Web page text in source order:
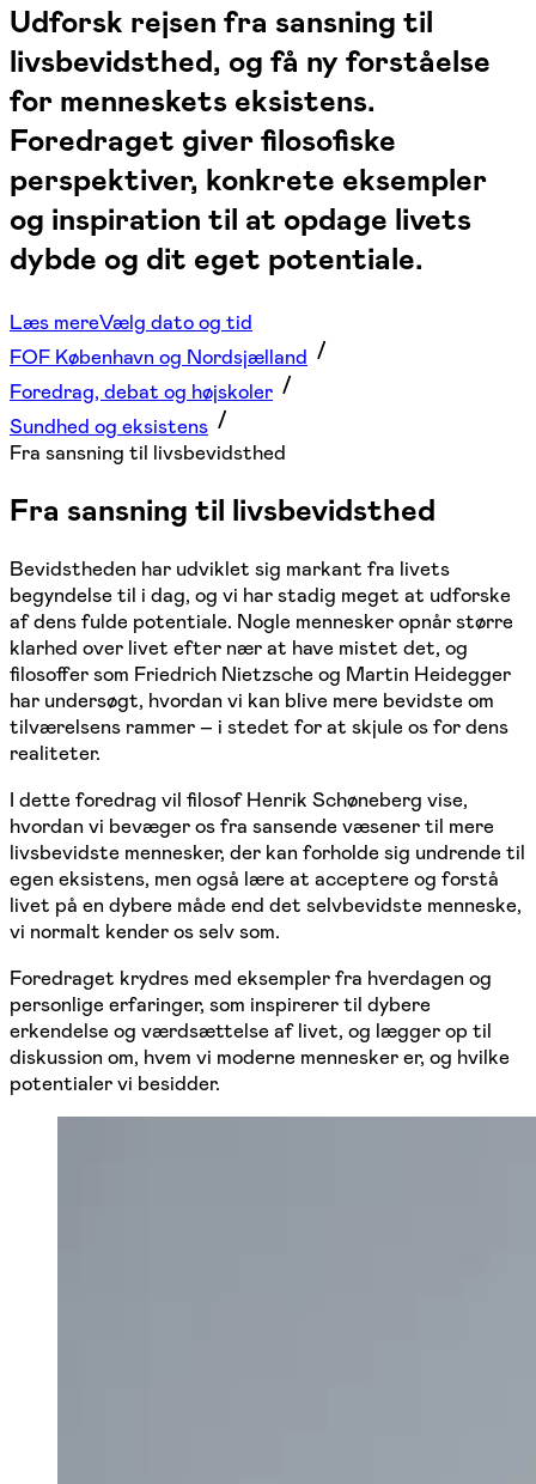
Udforsk rejsen fra sansning til
livsbevidsthed, og få ny forståelse
for menneskets eksistens.
Foredraget giver filosofiske
perspektiver, konkrete eksempler
og inspiration til at opdage livets
dybde og dit eget potentiale.
Læs mereVælg dato og tid
FOF København og Nordsjælland
Foredrag, debat og højskoler
Sundhed og eksistens
Fra sansning til livsbevidsthed
Fra sansning til livsbevidsthed
Bevidstheden har udviklet sig markant fra livets
begyndelse til i dag, og vi har stadig meget at udforske
af dens fulde potentiale. Nogle mennesker opnår større
klarhed over livet efter nær at have mistet det, og
filosoffer som Friedrich Nietzsche og Martin Heidegger
har undersøgt, hvordan vi kan blive mere bevidste om
tilværelsens rammer – i stedet for at skjule os for dens
realiteter.
I dette foredrag vil filosof Henrik Schøneberg vise,
hvordan vi bevæger os fra sansende væsener til mere
livsbevidste mennesker, der kan forholde sig undrende til
egen eksistens, men også lære at acceptere og forstå
livet på en dybere måde end det selvbevidste menneske,
vi normalt kender os selv som.
Foredraget krydres med eksempler fra hverdagen og
personlige erfaringer, som inspirerer til dybere
erkendelse og værdsættelse af livet, og lægger op til
diskussion om, hvem vi moderne mennesker er, og hvilke
potentialer vi besidder.